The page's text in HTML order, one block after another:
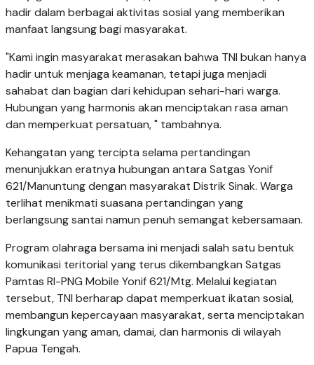
hadir dalam berbagai aktivitas sosial yang memberikan
manfaat langsung bagi masyarakat.
"Kami ingin masyarakat merasakan bahwa TNI bukan hanya
hadir untuk menjaga keamanan, tetapi juga menjadi
sahabat dan bagian dari kehidupan sehari-hari warga.
Hubungan yang harmonis akan menciptakan rasa aman
dan memperkuat persatuan, " tambahnya.
Kehangatan yang tercipta selama pertandingan
menunjukkan eratnya hubungan antara Satgas Yonif
621/Manuntung dengan masyarakat Distrik Sinak. Warga
terlihat menikmati suasana pertandingan yang
berlangsung santai namun penuh semangat kebersamaan.
Program olahraga bersama ini menjadi salah satu bentuk
komunikasi teritorial yang terus dikembangkan Satgas
Pamtas RI-PNG Mobile Yonif 621/Mtg. Melalui kegiatan
tersebut, TNI berharap dapat memperkuat ikatan sosial,
membangun kepercayaan masyarakat, serta menciptakan
lingkungan yang aman, damai, dan harmonis di wilayah
Papua Tengah.